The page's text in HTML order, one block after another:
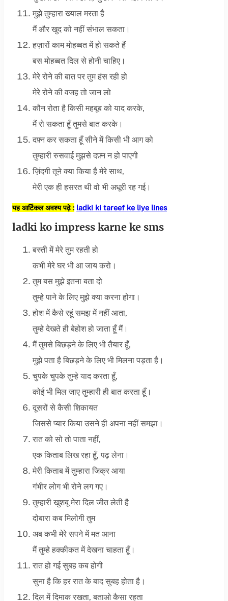
मुझे तुम्हारा ख्याल मरता है
मैं और खुद को नहीं संभाल सकता।
हज़ारों काम मोहब्बत में हो सकते हैं
बस मोहब्बत दिल से होनी चाहिए।
मेरे रोने की बात पर तुम हंस रही हो
मेरे रोने की वजह तो जान लो
कौन रोता है किसी महबूब को याद करके,
मैं रो सकता हूँ तुमसे बात करके।
दफ़्न कर सकता हूँ सीने में किसी भी आग को
तुम्हारी रुसवाई मुझसे दफ़्न न हो पाएगी
ज़िंदगी तूने क्या किया है मेरे साथ,
मेरी एक ही हसरत थी वो भी अधूरी रह गई।
यह आर्टिकल अवश्य पढ़े : ladki ki tareef ke liye lines
ladki ko impress karne ke sms
बस्ती में मेरे तुम रहती हो
कभी मेरे घर भी आ जाय करो।
तुम बस मुझे इतना बता दो
तुम्हे पाने के लिए मुझे क्या करना होगा।
होश में कैसे रहूं समझ में नहीं आता,
तुम्हे देखते ही बेहोश हो जाता हूँ मैं।
मैं तुमसे बिछड़ने के लिए भी तैयार हूँ,
मुझे पता है बिछड़ने के लिए भी मिलना पड़ता है।
चुपके चुपके तुम्हे याद करता हूँ,
कोई भी मिल जाए तुम्हारी ही बात करता हूँ।
दूसरों से कैसी शिकायत
जिससे प्यार किया उसने ही अपना नहीं समझा।
रात को सो तो पाता नहीं,
एक किताब लिख रहा हूँ, पढ़ लेना।
मेरी किताब में तुम्हारा जिक्र आया
गंभीर लोग भी रोने लग गए।
तुम्हारी खुशबू मेरा दिल जीत लेती है
दोबारा कब मिलोगी तुम
अब कभी मेरे सपने में मत आना
मैं तुम्हे हक्कीकत में देखना चाहता हूँ।
रात हो गई सुबह कब होगी
सुना है कि हर रात के बाद सुबह होता है।
दिल में दिमाक रखता, बताओ कैसा रहता